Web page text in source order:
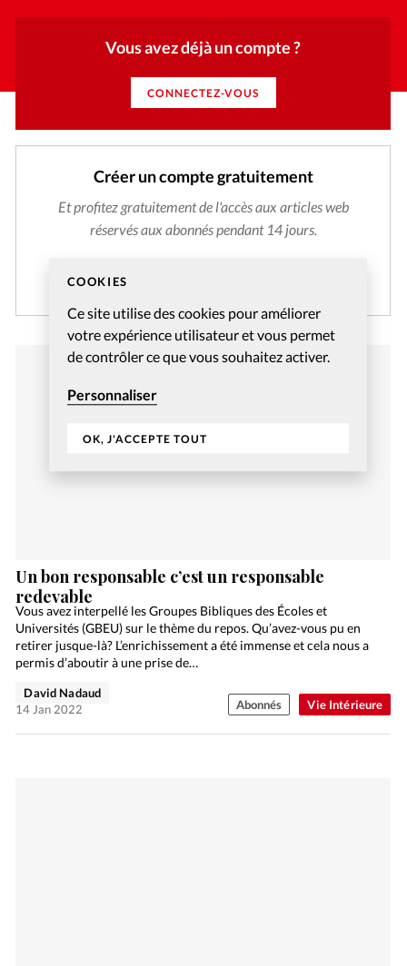
COOKIES
Ce site utilise des cookies pour améliorer
votre expérience utilisateur et vous permet
de contrôler ce que vous souhaitez activer.
Personnaliser
OK, J'ACCEPTE TOUT
Vous avez déjà un compte ?
CONNECTEZ-VOUS
Créer un compte gratuitement
Et profitez gratuitement de l'accès aux articles web
réservés aux abonnés pendant 14 jours.
Vie Intérieure
Un bon responsable c’est un responsable
redevable
Vous avez interpellé les Groupes Bibliques des Écoles et
Universités (GBEU) sur le thème du repos. Qu’avez-vous pu en
retirer jusque-là? L’enrichissement a été immense et cela nous a
permis d’aboutir à une prise de…
David Nadaud
14 Jan 2022
Abonnés